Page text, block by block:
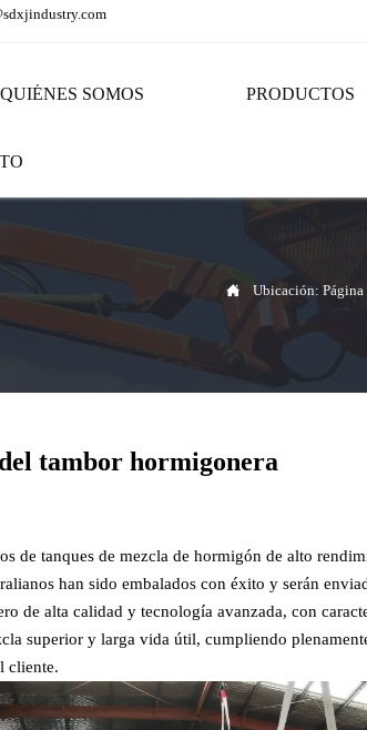
QUIÉNES SOMOS PRODUCTOS
 Ubicación:
tambor hormigonera
de tanques de mezcla de hormigón de alto
han sido embalados con éxito y serán
de alta calidad y tecnología avanzada, con
superior y larga vida útil, cumpliendo
cliente.